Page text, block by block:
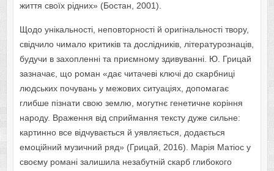
життя своїх рідних» (Бостан, 2001).
Щодо унікальності, неповторності й оригінальності твору,
свідчило чимало критиків та дослідників, літературознаців,
будучи в захопленні та приємному здивуванні. Ю. Грицай
зазначає, що роман «дає читачеві ключі до скарбниці
людських почувань у межових ситуаціях, допомагає
глибше пізнати свою землю, могутнє генетичне коріння
народу. Враження від сприймання тексту дуже сильне:
картинно все відчувається й уявляється, додається
емоційний музичний ряд» (Грицай, 2016). Марія Матіос у
своєму романі залишила незабутній скарб глибокого